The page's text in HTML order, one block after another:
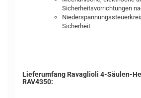
Sicherheitsvorrichtungen
Sicherheit
Lieferumfang Ravaglioli 4-Säulen-
RAV4350: